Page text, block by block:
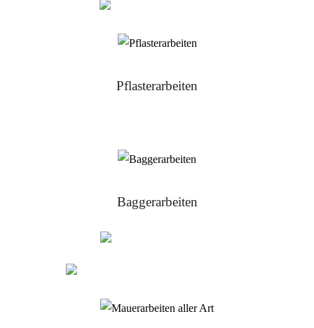
Pflasterarbeiten
Baggerarbeiten